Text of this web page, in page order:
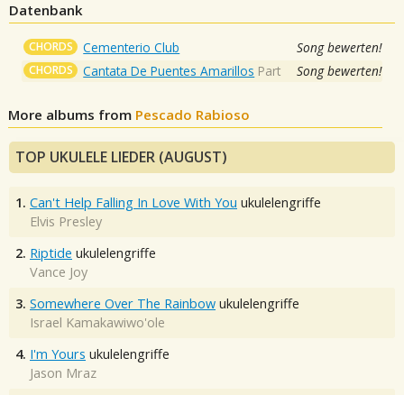
Datenbank
CHORDS Cementerio Club Song bewerten!
CHORDS Cantata De Puentes Amarillos Part Song bewerten!
More albums from Pescado Rabioso
TOP UKULELE LIEDER (AUGUST)
1. Can't Help Falling In Love With You ukulelengriffe
Elvis Presley
2. Riptide ukulelengriffe
Vance Joy
3. Somewhere Over The Rainbow ukulelengriffe
Israel Kamakawiwo'ole
4. I'm Yours ukulelengriffe
Jason Mraz